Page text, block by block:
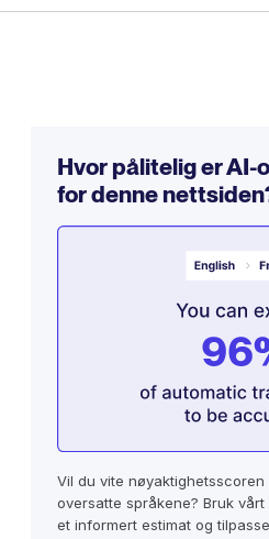
Hvor pålitelig er
for denne
Vil du vite
oversatte språkene? Bruk
et informert estimat og